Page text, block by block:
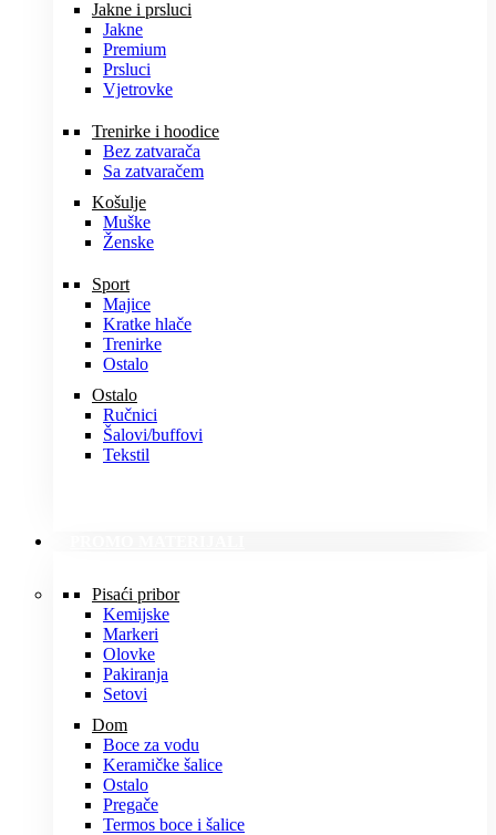
Jakne i prsluci
Jakne
Premium
Prsluci
Vjetrovke
Trenirke i hoodice
Bez zatvarača
Sa zatvaračem
Košulje
Muške
Ženske
Sport
Majice
Kratke hlače
Trenirke
Ostalo
Ostalo
Ručnici
Šalovi/buffovi
Tekstil
Pisaći pribor
Kemijske
Markeri
Olovke
Pakiranja
Setovi
Dom
Boce za vodu
Keramičke šalice
Ostalo
Pregače
Termos boce i šalice